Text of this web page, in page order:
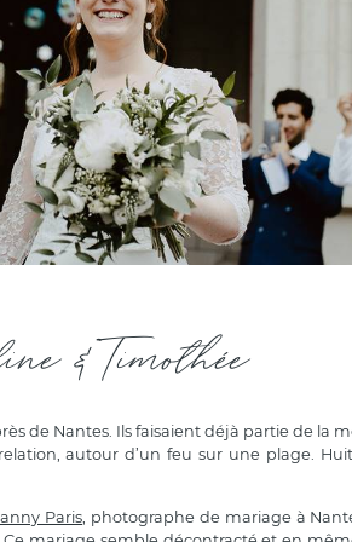
& Timothée
de Nantes. Ils faisaient déjà partie de la
autour d’un feu sur une plage.
Paris, photographe de mariage à